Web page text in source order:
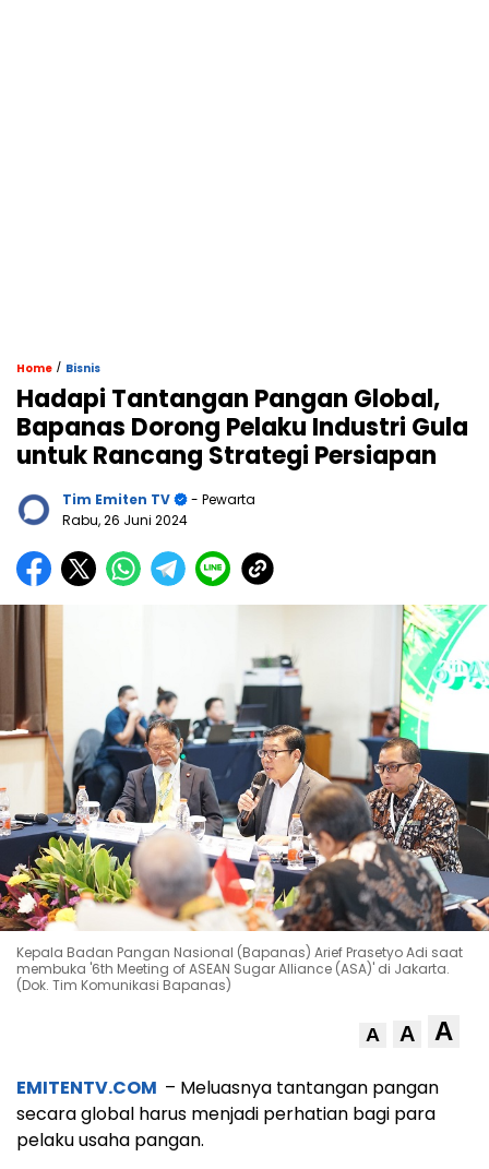
Home / Bisnis
Hadapi Tantangan Pangan Global,
Bapanas Dorong Pelaku Industri Gula
untuk Rancang Strategi Persiapan
Tim Emiten TV
- Pewarta
Rabu, 26 Juni 2024
Kepala Badan Pangan Nasional (Bapanas) Arief Prasetyo Adi saat
membuka '6th Meeting of ASEAN Sugar Alliance (ASA)' di Jakarta.
(Dok. Tim Komunikasi Bapanas)
A A A
EMITENTV.COM – Meluasnya tantangan pangan
secara global harus menjadi perhatian bagi para
pelaku usaha pangan.